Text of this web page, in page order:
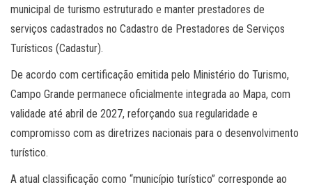
municipal de turismo estruturado e manter prestadores de
serviços cadastrados no Cadastro de Prestadores de Serviços
Turísticos (Cadastur).
De acordo com certificação emitida pelo Ministério do Turismo,
Campo Grande permanece oficialmente integrada ao Mapa, com
validade até abril de 2027, reforçando sua regularidade e
compromisso com as diretrizes nacionais para o desenvolvimento
turístico.
A atual classificação como “município turístico” corresponde ao